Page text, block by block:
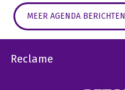
MEER AGENDA BERICHTEN
Reclame